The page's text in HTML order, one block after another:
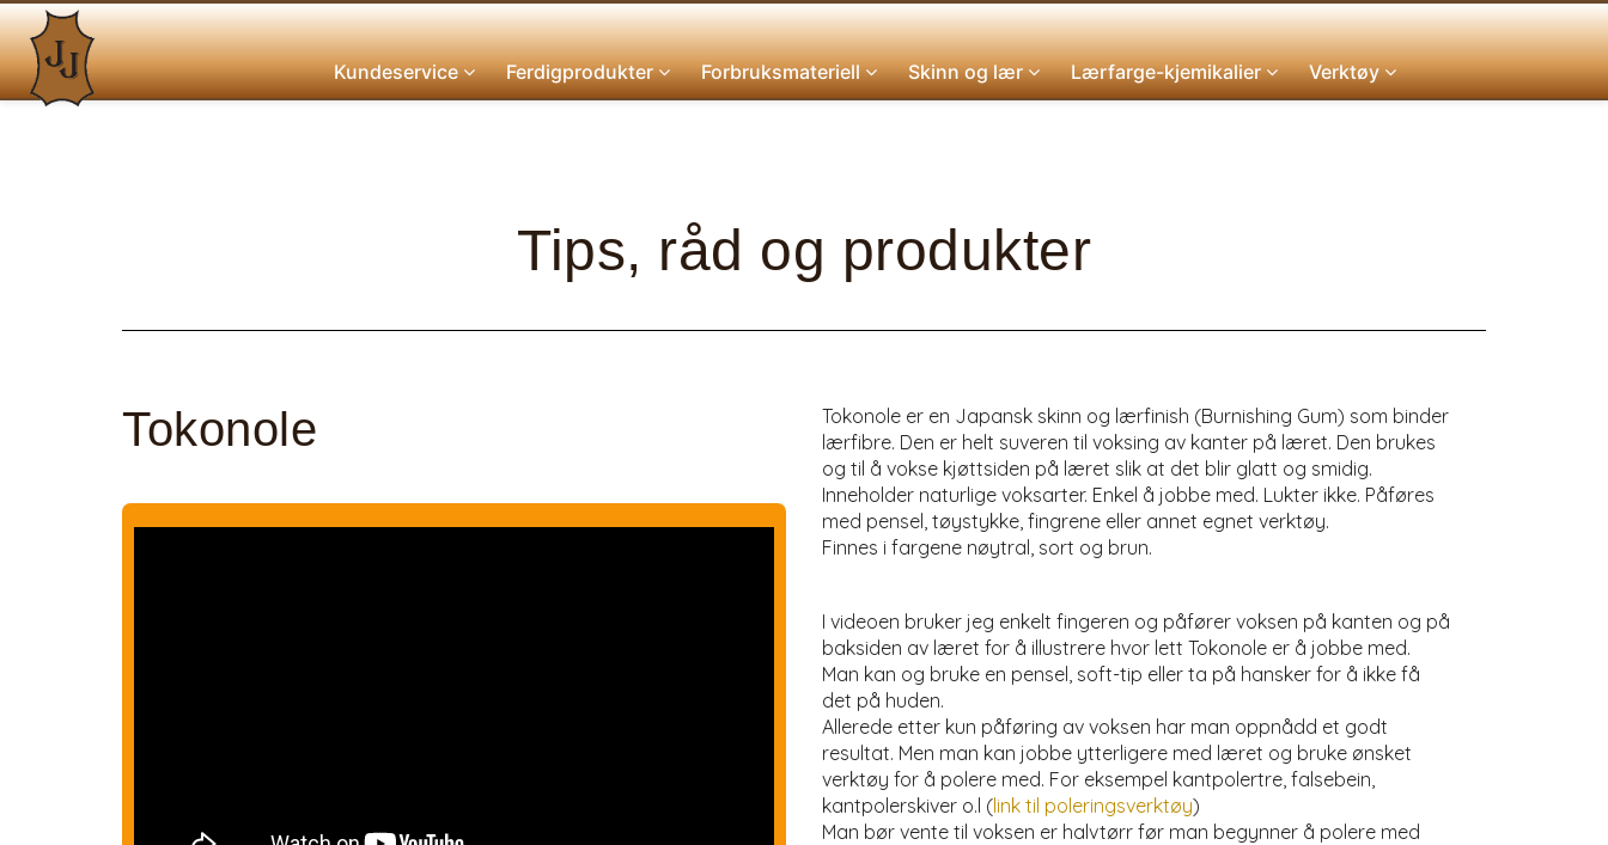
Kundeservice Ferdigprodukter Forbruksmateriell Skinn og lær Lærfarge-kjemikalier Verktøy
Tips, råd og produkter
Tokonole
Tokonole er en Japansk skinn og lærfinish (Burnishing Gum) som binder
lærfibre. Den er helt suveren til voksing av kanter på læret. Den brukes
og til å vokse kjøttsiden på læret slik at det blir glatt og smidig.
Inneholder naturlige voksarter. Enkel å jobbe med. Lukter ikke. Påføres
med pensel, tøystykke, fingrene eller annet egnet verktøy.
Finnes i fargene nøytral, sort og brun.
I videoen bruker jeg enkelt fingeren og påfører voksen på kanten og på
baksiden av læret for å illustrere hvor lett Tokonole er å jobbe med.
Man kan og bruke en pensel, soft-tip eller ta på hansker for å ikke få
det på huden.
Allerede etter kun påføring av voksen har man oppnådd et godt
resultat. Men man kan jobbe ytterligere med læret og bruke ønsket
verktøy for å polere med. For eksempel kantpolertre, falsebein,
kantpolerskiver o.l (link til poleringsverktøy)
Man bør vente til voksen er halvtørr før man begynner å polere med